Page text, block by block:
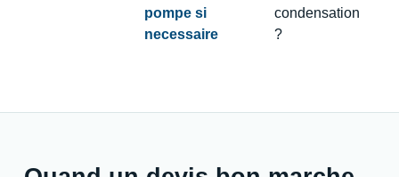
pompe si
necessaire
condensation
?